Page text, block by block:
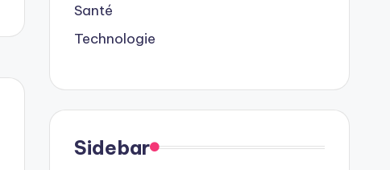
Santé
Technologie
Sidebar